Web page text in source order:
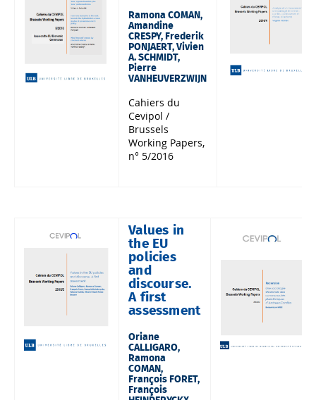
Ramona COMAN,
Amandine
CRESPY, Frederik
PONJAERT, Vivien
A. SCHMIDT,
Pierre
VANHEUVERZWIJN
Cahiers du
Cevipol /
Brussels
Working Papers,
n° 5/2016
Values in
the EU
policies
and
discourse.
A first
assessment
Oriane
CALLIGARO,
Ramona
COMAN,
François FORET,
François